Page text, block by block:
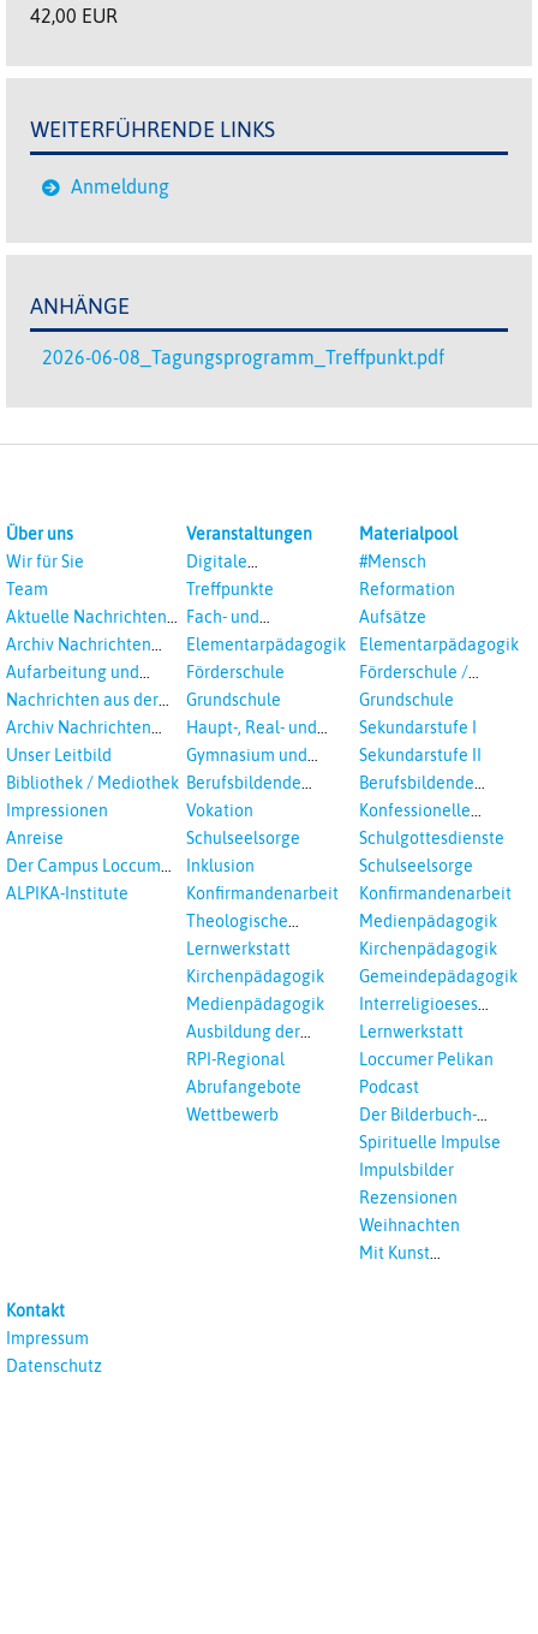
42,00 EUR
WEITERFÜHRENDE LINKS
Anmeldung
ANHÄNGE
2026-06-08_Tagungsprogramm_Treffpunkt.pdf
Über uns
Wir für Sie
Team
Aktuelle Nachrichten
aus dem RPI
Archiv Nachrichten
aus dem RPI ab 2018
Aufarbeitung und
Prävention
Landeskirche und EKD
Nachrichten aus der
Landeskirche
Archiv Nachrichten
aus der Landeskirche
Unser Leitbild
Bibliothek / Mediothek
Impressionen
Anreise
Der Campus Loccum
und Loccumer
ALPIKA-Institute
Veranstaltungen
Digitale
Veranstaltungen
Treffpunkte
Fach- und
Studientagungen
Elementarpädagogik
Förderschule
Grundschule
Haupt-, Real- und
Oberschule
Gymnasium und
Gesamtschule
Berufsbildende
Schulen
Vokation
Schulseelsorge
Inklusion
Konfirmandenarbeit
Theologische
Fortbildungen,
Interreligöses Lernen
Lernwerkstatt
Kirchenpädagogik
Medienpädagogik
Ausbildung der
Vikar*innen
RPI-Regional
Abrufangebote
Wettbewerb
Materialpool
#Mensch
Reformation
Aufsätze
Elementarpädagogik
Förderschule /
Inklusion
Grundschule
Sekundarstufe I
Sekundarstufe II
Berufsbildende
Schulen
Konfessionelle
Kooperation
Schulgottesdienste
Schulseelsorge
Konfirmandenarbeit
Medienpädagogik
Kirchenpädagogik
Gemeindepädagogik
Interreligioeses
Lernen
Lernwerkstatt
Loccumer Pelikan
Podcast
Der Bilderbuch-
Podcast
Spirituelle Impulse
Impulsbilder
Rezensionen
Weihnachten
Mit Kunst
Kontakt
Impressum
Datenschutz